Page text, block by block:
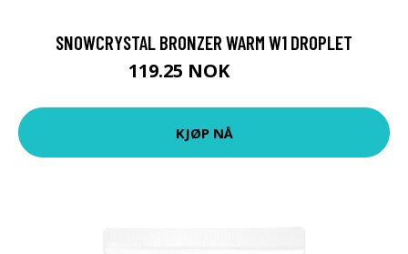
SNOWCRYSTAL BRONZER WARM W1 DROPLET
119.25 NOK
KJØP NÅ